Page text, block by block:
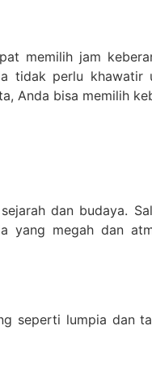
memilih jam
tidak perlu khawatir
Anda bisa memilih
dan budaya.
yang megah dan
seperti lumpia dan